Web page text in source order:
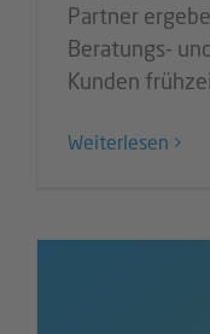
Partner
Beratungs-
Kunden
Weiterlesen